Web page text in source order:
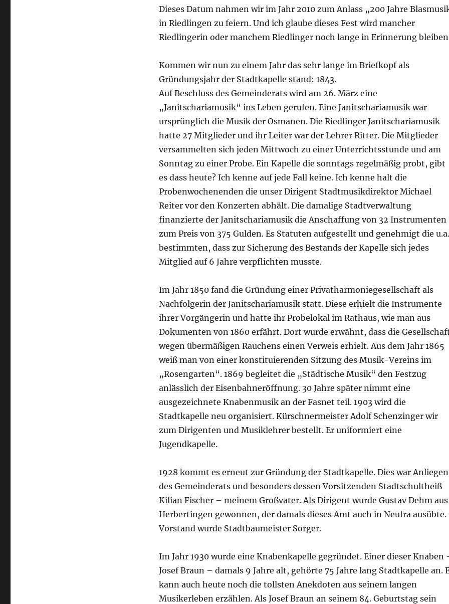
Dieses Datum nahmen wir im Jahr 2010 zum Anlass „200 Jahre
in Riedlingen zu feiern. Und ich glaube dieses Fest wird mancher
Riedlingerin oder manchem Riedlinger noch lange in Erinnerung
Kommen wir nun zu einem Jahr das sehr lange im Briefkopf als
Gründungsjahr der Stadtkapelle stand: 1843.
Auf Beschluss des Gemeinderats wird am 26. März eine
„Janitschariamusik“ ins Leben gerufen. Eine Janitschariamusik war
ursprünglich die Musik der Osmanen. Die Riedlinger Janitschariamusik
hatte 27 Mitglieder und ihr Leiter war der Lehrer Ritter. Die Mitglieder
versammelten sich jeden Mittwoch zu einer Unterrichtsstunde und am
Sonntag zu einer Probe. Ein Kapelle die sonntags regelmäßig probt, gibt
es dass heute? Ich kenne auf jede Fall keine. Ich kenne halt die
Probenwochenenden die unser Dirigent Stadtmusikdirektor Michael
Reiter vor den Konzerten abhält. Die damalige Stadtverwaltung
finanzierte der Janitschariamusik die Anschaffung von 32 Instrumenten
zum Preis von 375 Gulden. Es Statuten aufgestellt und genehmigt die u.a.
bestimmten, dass zur Sicherung des Bestands der Kapelle sich jedes
Mitglied auf 6 Jahre verpflichten musste.
Im Jahr 1850 fand die Gründung einer Privatharmoniegesellschaft als
Nachfolgerin der Janitschariamusik statt. Diese erhielt die Instrumente
ihrer Vorgängerin und hatte ihr Probelokal im Rathaus, wie man aus
Dokumenten von 1860 erfährt. Dort wurde erwähnt, dass die
wegen übermäßigen Rauchens einen Verweis erhielt. Aus dem Jahr 1865
weiß man von einer konstituierenden Sitzung des Musik-Vereins im
„Rosengarten“. 1869 begleitet die „Städtische Musik“ den Festzug
anlässlich der Eisenbahneröffnung. 30 Jahre später nimmt eine
ausgezeichnete Knabenmusik an der Fasnet teil. 1903 wird die
Stadtkapelle neu organisiert. Kürschnermeister Adolf Schenzinger wir
zum Dirigenten und Musiklehrer bestellt. Er uniformiert eine
Jugendkapelle.
1928 kommt es erneut zur Gründung der Stadtkapelle. Dies war Anliegen
des Gemeinderats und besonders dessen Vorsitzenden Stadtschultheiß
Kilian Fischer – meinem Großvater. Als Dirigent wurde Gustav Dehm aus
Herbertingen gewonnen, der damals dieses Amt auch in Neufra ausübte.
Vorstand wurde Stadtbaumeister Sorger.
Im Jahr 1930 wurde eine Knabenkapelle gegründet. Einer dieser Knaben
Josef Braun – damals 9 Jahre alt, gehörte 75 Jahre lang Stadtkapelle an.
kann auch heute noch die tollsten Anekdoten aus seinem langen
Musikerleben erzählen. Als Josef Braun an seinem 84. Geburtstag sein